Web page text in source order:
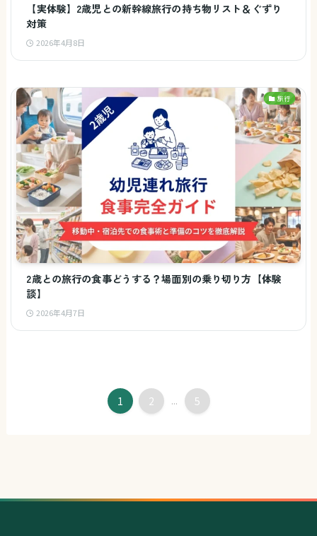
【実体験】2歳児との新幹線旅行の持ち物リスト＆ぐずり
対策
2026年4月8日
旅行
2歳との旅行の食事どうする？場面別の乗り切り方【体験
談】
2026年4月7日
1 2 ... 5